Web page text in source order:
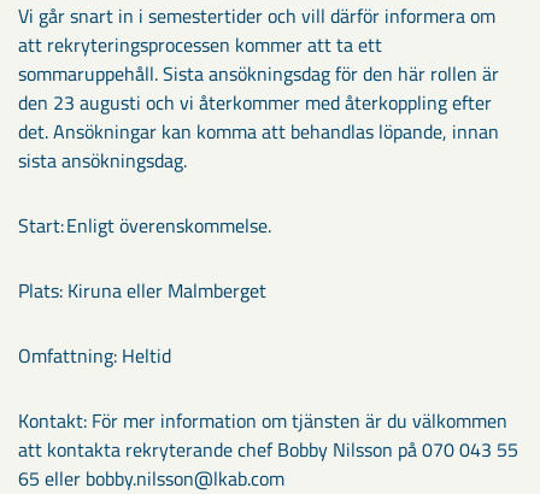
Vi går snart in i semestertider och vill därför informera om
att rekryteringsprocessen kommer att ta ett
sommaruppehåll. Sista ansökningsdag för den här rollen är
den 23 augusti och vi återkommer med återkoppling efter
det. Ansökningar kan komma att behandlas löpande, innan
sista ansökningsdag.
Start: Enligt överenskommelse.
Plats: Kiruna eller Malmberget
Omfattning: Heltid
Kontakt: För mer information om tjänsten är du välkommen
att kontakta rekryterande chef Bobby Nilsson på 070 043 55
65 eller bobby.nilsson@lkab.com